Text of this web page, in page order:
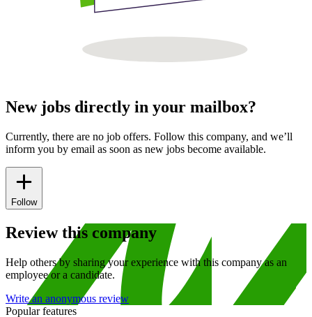
New jobs directly in your mailbox?
Currently, there are no job offers. Follow this company, and we’ll
inform you by email as soon as new jobs become available.
Follow
Review this company
Help others by sharing your experience with this company as an
employee or a candidate.
Write an anonymous review
Popular features